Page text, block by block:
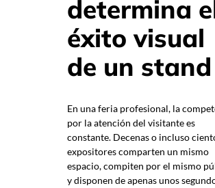
determina
éxito visual
de un stand
En una feria profesional, la
por la atención del visitante es
constante. Decenas o incluso
expositores comparten un mismo
espacio, compiten por el mismo
y disponen de apenas unos